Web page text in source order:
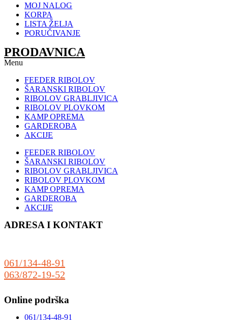
MOJ NALOG
KORPA
LISTA ŽELJA
PORUČIVANJE
PRODAVNICA
Menu
FEEDER RIBOLOV
ŠARANSKI RIBOLOV
RIBOLOV GRABLJIVICA
RIBOLOV PLOVKOM
KAMP OPREMA
GARDEROBA
AKCIJE
FEEDER RIBOLOV
ŠARANSKI RIBOLOV
RIBOLOV GRABLJIVICA
RIBOLOV PLOVKOM
KAMP OPREMA
GARDEROBA
AKCIJE
ADRESA I KONTAKT
061/134-48-91
063/872-19-52
Online podrška
061/134-48-91